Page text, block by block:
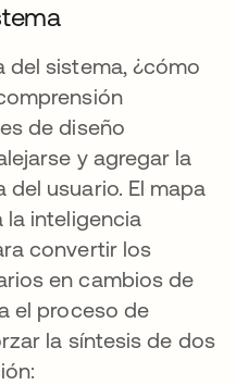
del sistema, ¿cómo
de diseño
y agregar la
usuario. El mapa
la inteligencia
convertir los
en cambios de
el proceso de
la síntesis de dos